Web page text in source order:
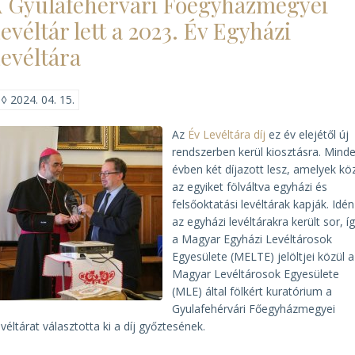
lett a 2023. Év Egyházi
◊ 2024. 04. 15.
Az Év Levéltára díj ez év elejétől új
rendszerben kerül kiosztásra.
évben két díjazott lesz, amelyek
az egyiket fölváltva egyházi és
felsőoktatási levéltárak kapják. Idén
az egyházi levéltárakra került sor,
a Magyar Egyházi Levéltárosok
Egyesülete (MELTE) jelöltjei közül a
Magyar Levéltárosok Egyesülete
(MLE) által fölkért kuratórium a
Gyulafehérvári Főegyházmegyei
választotta ki a díj győztesének.